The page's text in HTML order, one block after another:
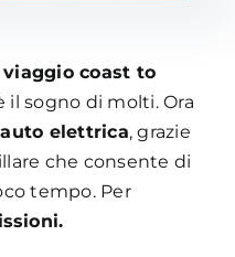
coast to
il sogno di molti. Ora
auto elettrica, grazie
che consente di
tempo. Per